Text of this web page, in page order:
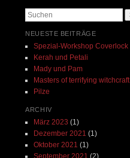
Suchen
NEUESTE BEITRÄGE
Spezial-Workshop Coverlock
Kerah und Petali
Mady und Pam
Masters of terrifying witchcraft
Pilze
ARCHIV
März 2023 (1)
Dezember 2021 (1)
Oktober 2021 (1)